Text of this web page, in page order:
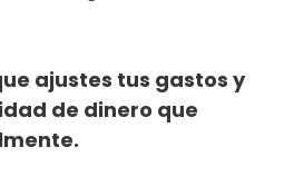
ajustes tus gastos y
de dinero que